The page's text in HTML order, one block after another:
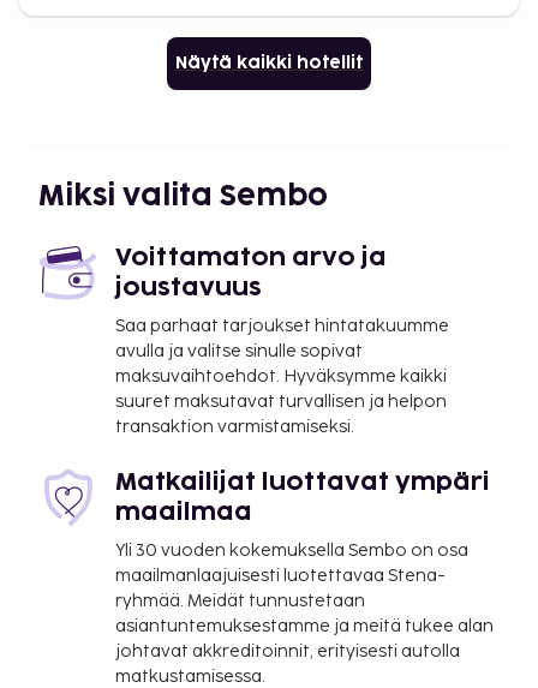
Näytä kaikki hotellit
Miksi valita Sembo
Voittamaton arvo ja
joustavuus
Saa parhaat tarjoukset hintatakuumme
avulla ja valitse sinulle sopivat
maksuvaihtoehdot. Hyväksymme kaikki
suuret maksutavat turvallisen ja helpon
transaktion varmistamiseksi.
Matkailijat luottavat ympäri
maailmaa
Yli 30 vuoden kokemuksella Sembo on osa
maailmanlaajuisesti luotettavaa Stena-
ryhmää. Meidät tunnustetaan
asiantuntemuksestamme ja meitä tukee alan
johtavat akkreditoinnit, erityisesti autolla
matkustamisessa.